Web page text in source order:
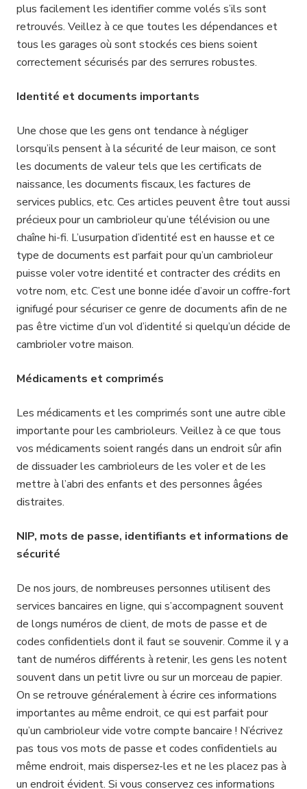
plus facilement les identifier comme volés s’ils sont
retrouvés. Veillez à ce que toutes les dépendances et
tous les garages où sont stockés ces biens soient
correctement sécurisés par des serrures robustes.
Identité et documents importants
Une chose que les gens ont tendance à négliger
lorsqu’ils pensent à la sécurité de leur maison, ce sont
les documents de valeur tels que les certificats de
naissance, les documents fiscaux, les factures de
services publics, etc. Ces articles peuvent être tout aussi
précieux pour un cambrioleur qu’une télévision ou une
chaîne hi-fi. L’usurpation d’identité est en hausse et ce
type de documents est parfait pour qu’un cambrioleur
puisse voler votre identité et contracter des crédits en
votre nom, etc. C’est une bonne idée d’avoir un coffre-fort
ignifugé pour sécuriser ce genre de documents afin de ne
pas être victime d’un vol d’identité si quelqu’un décide de
cambrioler votre maison.
Médicaments et comprimés
Les médicaments et les comprimés sont une autre cible
importante pour les cambrioleurs. Veillez à ce que tous
vos médicaments soient rangés dans un endroit sûr afin
de dissuader les cambrioleurs de les voler et de les
mettre à l’abri des enfants et des personnes âgées
distraites.
NIP, mots de passe, identifiants et informations de
sécurité
De nos jours, de nombreuses personnes utilisent des
services bancaires en ligne, qui s’accompagnent souvent
de longs numéros de client, de mots de passe et de
codes confidentiels dont il faut se souvenir. Comme il y a
tant de numéros différents à retenir, les gens les notent
souvent dans un petit livre ou sur un morceau de papier.
On se retrouve généralement à écrire ces informations
importantes au même endroit, ce qui est parfait pour
qu’un cambrioleur vide votre compte bancaire ! N’écrivez
pas tous vos mots de passe et codes confidentiels au
même endroit, mais dispersez-les et ne les placez pas à
un endroit évident. Si vous conservez ces informations